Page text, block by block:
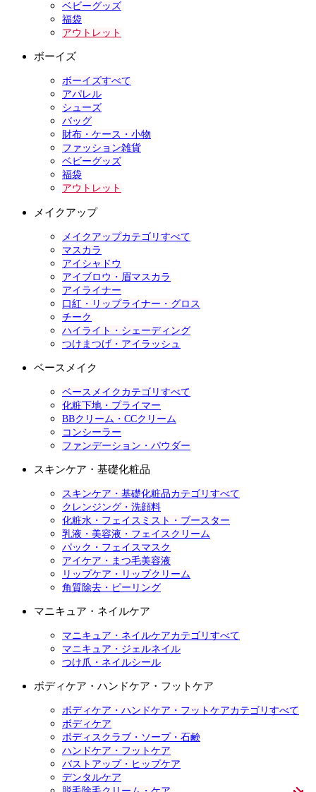
ベビーグッズ
福袋
アウトレット
ボーイズ
ボーイズすべて
アパレル
シューズ
バッグ
財布・ケース・小物
ファッション雑貨
ベビーグッズ
福袋
アウトレット
メイクアップ
メイクアップカテゴリすべて
マスカラ
アイシャドウ
アイブロウ・眉マスカラ
アイライナー
口紅・リップライナー・グロス
チーク
ハイライト・シェーディング
つけまつげ・アイラッシュ
ベースメイク
ベースメイクカテゴリすべて
化粧下地・プライマー
BBクリーム・CCクリーム
コンシーラー
ファンデーション・パウダー
スキンケア・基礎化粧品
スキンケア・基礎化粧品カテゴリすべて
クレンジング・洗顔料
化粧水・フェイスミスト・ブースター
乳液・美容液・フェイスクリーム
パック・フェイスマスク
アイケア・まつ毛美容液
リップケア・リップクリーム
角質除去・ピーリング
マニキュア・ネイルケア
マニキュア・ネイルケアカテゴリすべて
マニキュア・ジェルネイル
つけ爪・ネイルシール
ボディケア・ハンドケア・フットケア
ボディケア・ハンドケア・フットケアカテゴリすべて
ボディケア
ボディスクラブ・ソープ・石鹸
ハンドケア・フットケア
バストアップ・ヒップケア
デンタルケア